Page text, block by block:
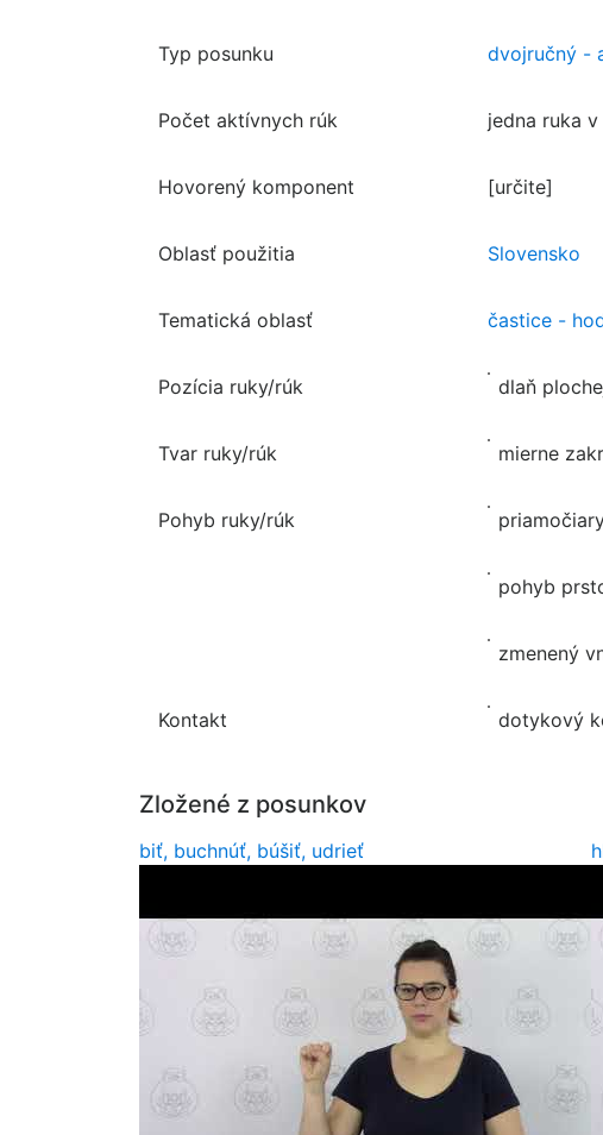
Typ posunku dvojručný -
Počet aktívnych rúk jedna ruka
Hovorený komponent [určite]
Oblasť použitia Slovensko
Tematická oblasť častice -
Pozícia ruky/rúk dlaň
Tvar ruky/rúk mierne
Pohyb ruky/rúk
pohyb
zmenený
Kontakt dotykový
Zložené z posunkov
biť, buchnúť, búšiť, udrieť